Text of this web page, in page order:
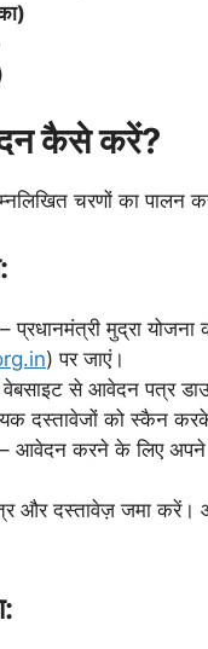
कैसे करें?
चरणों का पालन
प्रधानमंत्री मुद्रा
) पर जाएं।
से आवेदन पत्र
दस्तावेजों को स्कैन
आवेदन करने के लिए अपने
और दस्तावेज़ जमा करें।